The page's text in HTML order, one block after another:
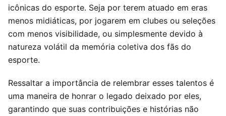
icônicas do esporte. Seja por terem atuado em eras
menos midiáticas, por jogarem em clubes ou seleções
com menos visibilidade, ou simplesmente devido à
natureza volátil da memória coletiva dos fãs do
esporte.
Ressaltar a importância de relembrar esses talentos é
uma maneira de honrar o legado deixado por eles,
garantindo que suas contribuições e histórias não